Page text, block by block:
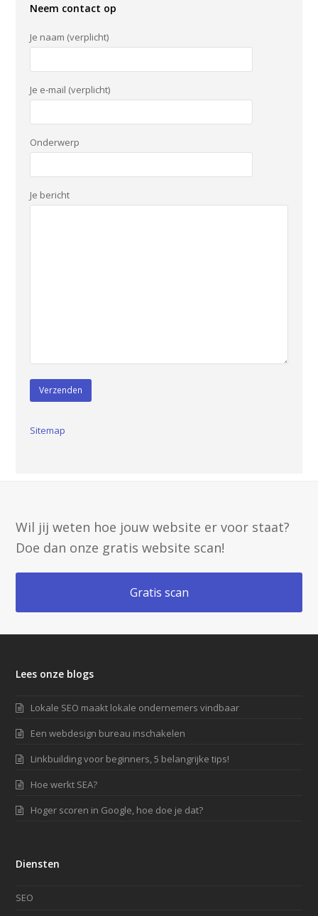
Neem contact op
Je naam (verplicht)
Je e-mail (verplicht)
Onderwerp
Je bericht
Sitemap
Wil jij weten hoe jouw website er voor staat?
Doe dan onze gratis website scan!
Gratis scan
Lees onze blogs
Lokale SEO maakt lokale ondernemers vindbaar
Een webdesign bureau inschakelen
Linkbuilding voor beginners, 5 belangrijke tips!
Hoe werkt SEA?
Hoger scoren in Google, hoe doe je dat?
Diensten
SEO